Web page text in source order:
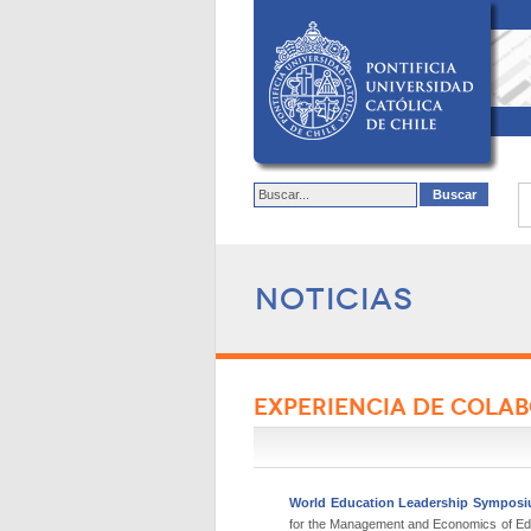
Noticias
EXPERIENCIA DE
World Education Leadership
for the Management and Economics of